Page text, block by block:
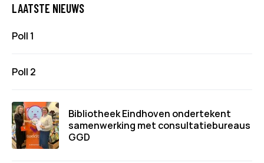
LAATSTE NIEUWS
Poll 1
Poll 2
Bibliotheek Eindhoven ondertekent
samenwerking met consultatiebureaus
GGD